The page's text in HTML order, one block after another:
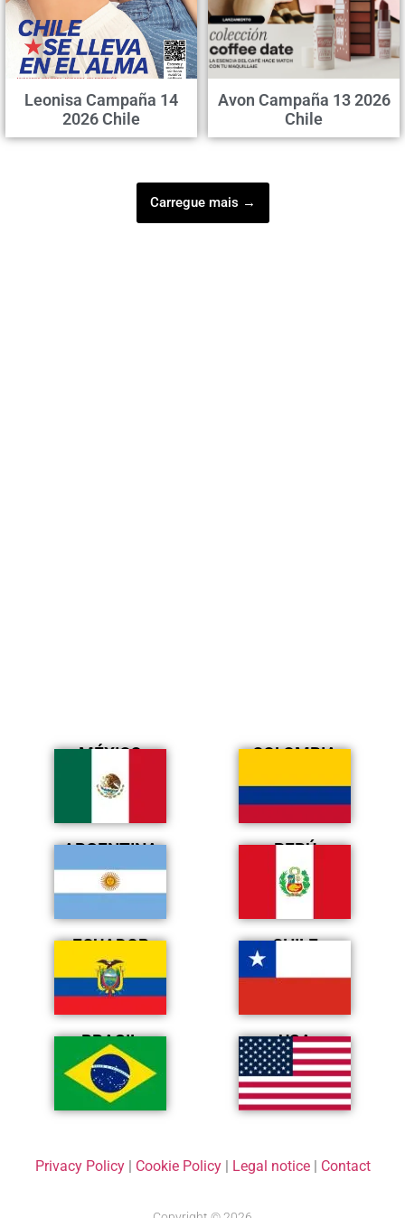
Leonisa Campaña 14
2026 Chile
Avon Campaña 13 2026
Chile
Carregue mais →
MÉXICO COLOMBIA
ARGENTINA PERÚ
ECUADOR CHILE
BRASIL USA
Privacy Policy| Cookie Policy| Legal notice| Contact